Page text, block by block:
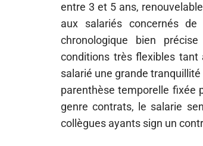
entre 3 et 5 ans,
aux salariés concernés
chronologique bien
conditions très flexibles tant
salarié une grande
parenthèse temporelle fixée
genre contrats, le salarie
collègues ayants sign un